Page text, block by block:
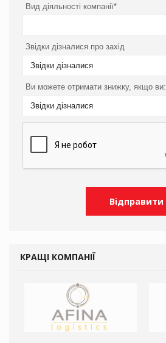
Вид діяльності компанії*
Звідки дізналися про захід
Звідки дізналися
Ви можете отримати знижку, якщо ви:
Звідки дізналися
КРАЩІ КОМПАНІЇ